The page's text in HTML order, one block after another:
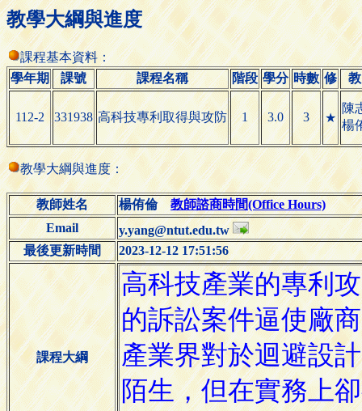
教學大綱與進度
課程基本資料：
學年期
課號 課程名稱 階段 學分 時數 修
112-2 331938 高科技專利取得與攻防 1 3.0 3 ★
陳
楊
教學大綱與進度：
教師姓名 楊侑倫教師諮商時間(Office Hours)
Email
y.yang@ntut.edu.tw
最後更新時間
2023-12-12 17:51:56
課程大綱